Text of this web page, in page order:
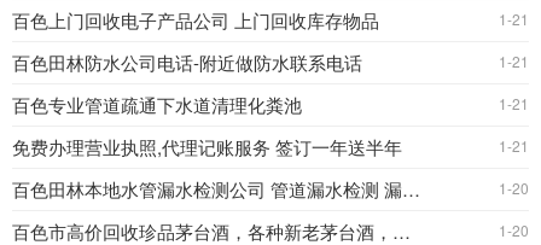
百色上门回收电子产品公司 上门回收库存物品 1-21
百色田林防水公司电话-附近做防水联系电话 1-21
百色专业管道疏通下水道清理化粪池 1-21
免费办理营业执照,代理记账服务 签订一年送半年 1-21
百色田林本地水管漏水检测公司 管道漏水检测 漏水检测 1-20
百色市高价回收珍品茅台酒，各种新老茅台酒，飞天茅台酒，五 1-20